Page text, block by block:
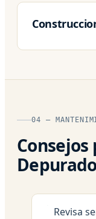
04 —
Revisa